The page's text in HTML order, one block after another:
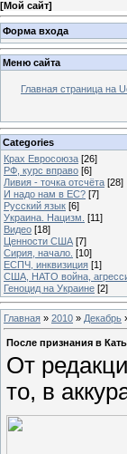
[Мой сайт]
Форма входа
Меню сайта
Главная страница на
Categories
Крах Евросоюза [26]
РФ, курс вправо [6]
Ливия - точка отсчёта [28]
И надо нам в ЕС? [7]
Русский язык [6]
Украина. Нацизм. [11]
Видео [18]
Ценности США [7]
Сирия, начало. [10]
ЕСПЧ, инквизиция [1]
США, НАТО война,
Геноцид на Украине [2]
Главная » 2010 » Декабрь
После признания в
От
то, в